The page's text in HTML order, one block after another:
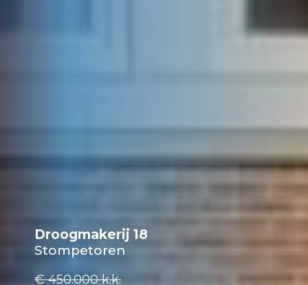
Droogmakerij 18
Stompetoren
€ 450.000k.k.